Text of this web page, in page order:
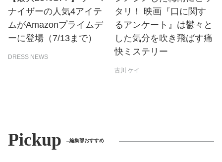
ナイザーの人気4アイテ
ムがAmazonプライムデ
ーに登場（7/13まで）
DRESS NEWS
タリ！ 映画『口に関す
るアンケート』は鬱々と
した気分を吹き飛ばす痛
快ミステリー
古川 ケイ
Pickup 編集部おすすめ